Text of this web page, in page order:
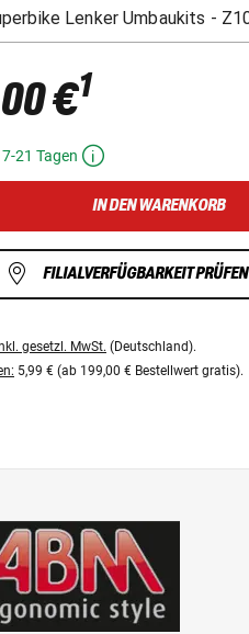
€1
21 Tagen
IN DEN WARENKORB
FILIALVERFÜGBARKEIT PRÜFEN
gesetzl. MwSt. (Deutschland).
5,99 € (ab 199,00 € Bestellwert gratis).